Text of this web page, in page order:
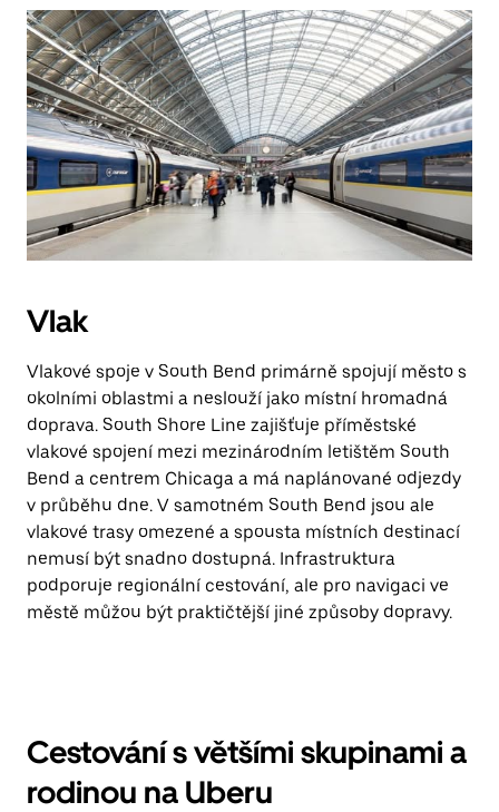
Vlak
Vlakové spoje v South Bend primárně spojují město s
okolními oblastmi a neslouží jako místní hromadná
doprava. South Shore Line zajišťuje příměstské
vlakové spojení mezi mezinárodním letištěm South
Bend a centrem Chicaga a má naplánované odjezdy
v průběhu dne. V samotném South Bend jsou ale
vlakové trasy omezené a spousta místních destinací
nemusí být snadno dostupná. Infrastruktura
podporuje regionální cestování, ale pro navigaci ve
městě můžou být praktičtější jiné způsoby dopravy.
Cestování s většími skupinami a
rodinou na Uberu